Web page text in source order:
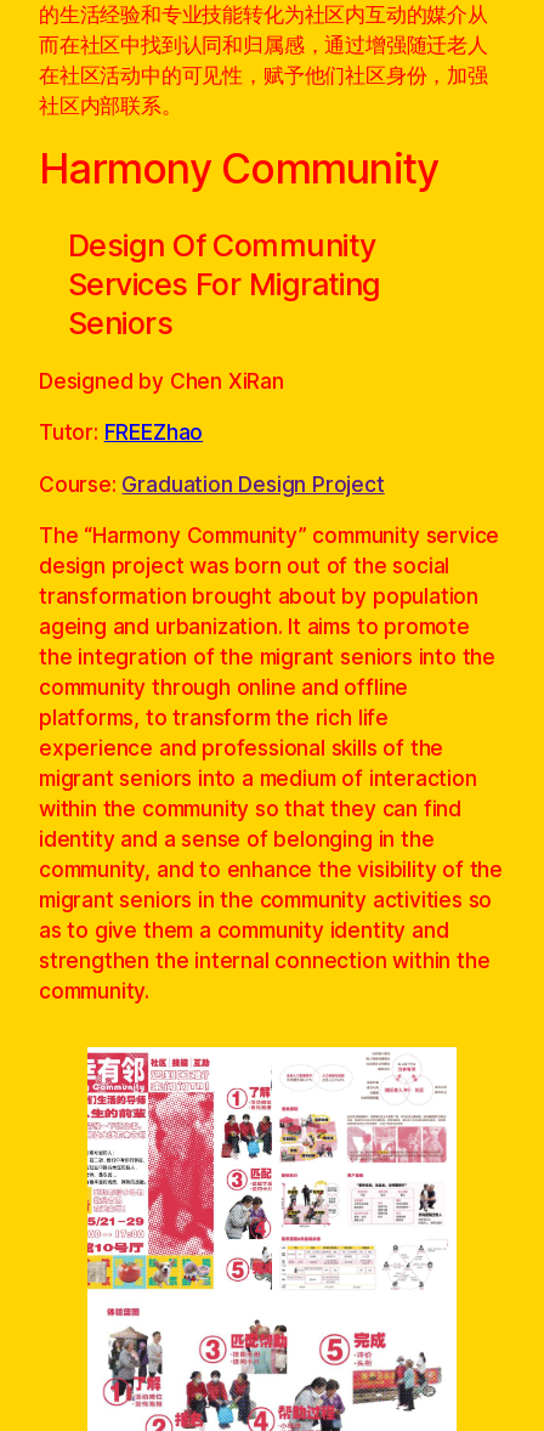
的生活经验和专业技能转化为社区内互动的媒介从
而在社区中找到认同和归属感，通过增强随迁老人
在社区活动中的可见性，赋予他们社区身份，加强
社区内部联系。
Harmony Community
Design Of Community
Services For Migrating
Seniors
Designed by Chen XiRan
Tutor: FREEZhao
Course: Graduation Design Project
The “Harmony Community” community service
design project was born out of the social
transformation brought about by population
ageing and urbanization. It aims to promote
the integration of the migrant seniors into the
community through online and offline
platforms, to transform the rich life
experience and professional skills of the
migrant seniors into a medium of interaction
within the community so that they can find
identity and a sense of belonging in the
community, and to enhance the visibility of the
migrant seniors in the community activities so
as to give them a community identity and
strengthen the internal connection within the
community.